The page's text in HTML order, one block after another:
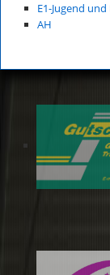
E1-Jugend und
AH